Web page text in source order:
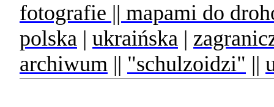
fotografie || mapami do
polska | ukraińska |
archiwum || "schulzoidzi" ||